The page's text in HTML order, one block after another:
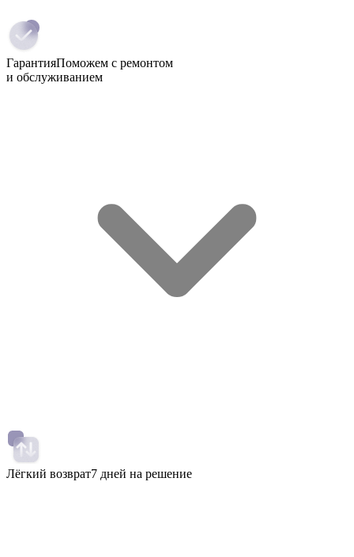
ГарантияПоможем с ремонтом
и обслуживанием
Лёгкий возврат7 дней на решение